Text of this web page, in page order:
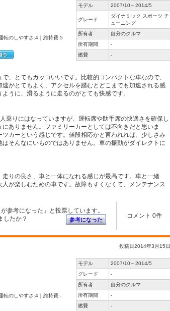
転のしやすさ:4｜維持費:5
モデル 2007/10～2014/5
グレード
ダイナミック スポーツ チ
ューニング
所有者
自分のクルマ
所有期間
-
燃費
-
、とてもカッコいいです。比較的コンパクトな車なので、
がとてもよく、アクセルを踏むとどこまでも加速される感
うに、滑るように走るのがとても快感です。
乗りにはなっていますが、運転席や助手席の快適さを確保し
ありません。ファミリーカーとしては不向きだと思いま
カーという感じです。値段相応かと言われれば、少しさみ
そんなにいものではありません。車の振動がダイレクトに
りの良さ、車と一体になれる感じが最高です。車と一緒
が楽しむための車です。故障もすくなくて、メンテナンス
参考になった」と投票しています。
したか？
参考になった
コメント 0件
投稿日2014年3月15日
転のしやすさ:4｜維持費:-
モデル
2007/10～2014/5
グレード
-
所有者
自分のクルマ
所有期間
-
燃費
-